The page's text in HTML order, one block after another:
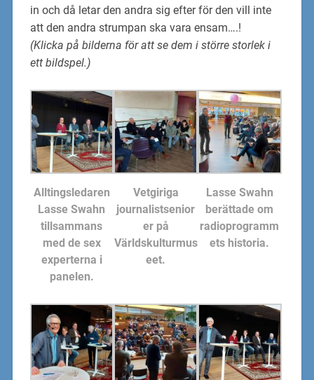
in och då letar den andra sig efter för den vill inte
att den andra strumpan ska vara ensam….!
(Klicka på bilderna för att se dem i större storlek i
ett bildspel.)
Alltingsledaren
Lasse Swahn
tillsammans
med de sex
experterna i
panelen.
Vetgiriga
journalistsenior
er på
Världskulturmus
eet.
Lasse Swahn
berättade om
radioprogramm
ets historia.